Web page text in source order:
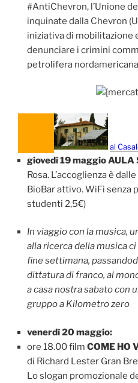
‪#‎AntiChevron‬, l’Unione
inquinate dalla Chevron
iniziativa di mobilitazione
denunciare i crimini
petrolifera
al
giovedì 19 maggio AULA
Rosa. L’accoglienza è
BioBar attivo. WiFi senza
studenti 2,5€)
In viaggio con la musica,
alla ricerca della musica
fine settimana,
dittatura di franco, al
a casa nostra sabato con
gruppo a Kilometro zero
venerdì 20 maggio:
ore 18.00 film COME HO
di Richard Lester Gran
Lo slogan promozionale